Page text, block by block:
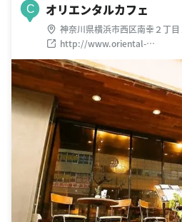
C オリエンタルカフェ
神奈川県横浜市西区南幸２丁
http://www.oriental-
bussan.com/gourmet/